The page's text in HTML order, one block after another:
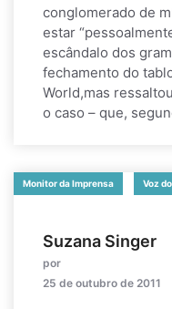
conglomerado de
estar
escândalo dos
fechamento do
World,mas
o caso – que,
Monitor da Imprensa Voz
Suzana Singer
por
25 de outubro de 2011